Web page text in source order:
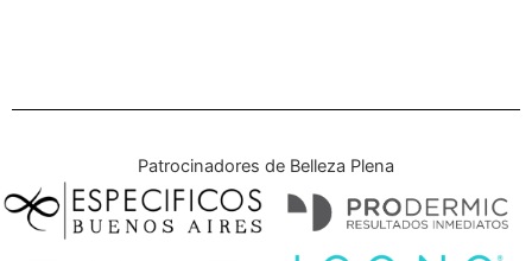
Patrocinadores de Belleza Plena